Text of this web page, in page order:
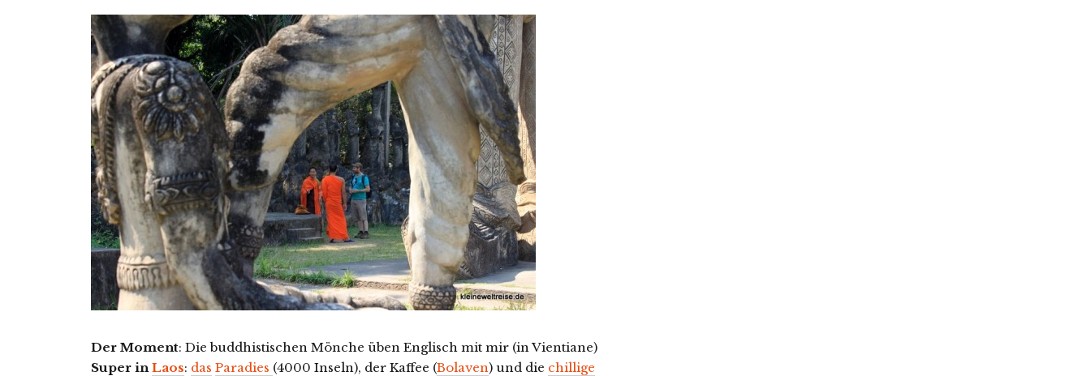
Der Moment: Die buddhistischen Mönche üben Englisch mit mir (in Vientiane)
Super inLaos: das Paradies (4000 Inseln), der Kaffee (Bolaven) und die chillige